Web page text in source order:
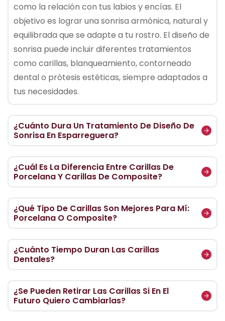
como la relación con tus labios y encías. El
objetivo es lograr una sonrisa armónica, natural y
equilibrada que se adapte a tu rostro. El diseño de
sonrisa puede incluir diferentes tratamientos
como carillas, blanqueamiento, contorneado
dental o prótesis estéticas, siempre adaptados a
tus necesidades.
¿Cuánto Dura Un Tratamiento De Diseño De
Sonrisa En Esparreguera?
¿Cuál Es La Diferencia Entre Carillas De
Porcelana Y Carillas De Composite?
¿Qué Tipo De Carillas Son Mejores Para Mí:
Porcelana O Composite?
¿Cuánto Tiempo Duran Las Carillas
Dentales?
¿Se Pueden Retirar Las Carillas Si En El
Futuro Quiero Cambiarlas?